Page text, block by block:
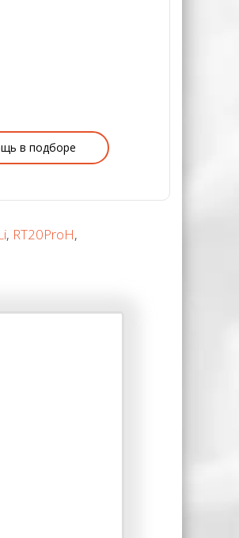
в подборе
, RT20ProH,